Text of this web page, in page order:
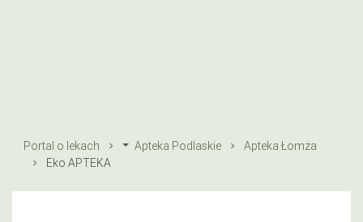
Portal o lekach Apteka Podlaskie
Apteka Łomża
Eko APTEKA